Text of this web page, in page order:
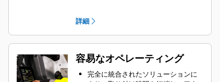
換できます
機械の位置を変えることなく、より
正確な動きで、掘削、表面仕上げ、
圧縮など、さまざまな作業を行うこ
とができます
下部アタッチメントを取り外すこと
詳細
容易なオペレーティング
完全に統合されたソリューションに